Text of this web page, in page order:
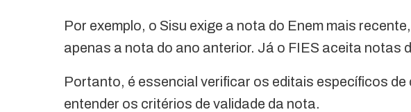
Por exemplo, o Sisu exige a nota do Enem mais
apenas a nota do ano anterior. Já o FIES aceita notas
Portanto, é essencial verificar os editais específicos
entender os critérios de validade da nota.